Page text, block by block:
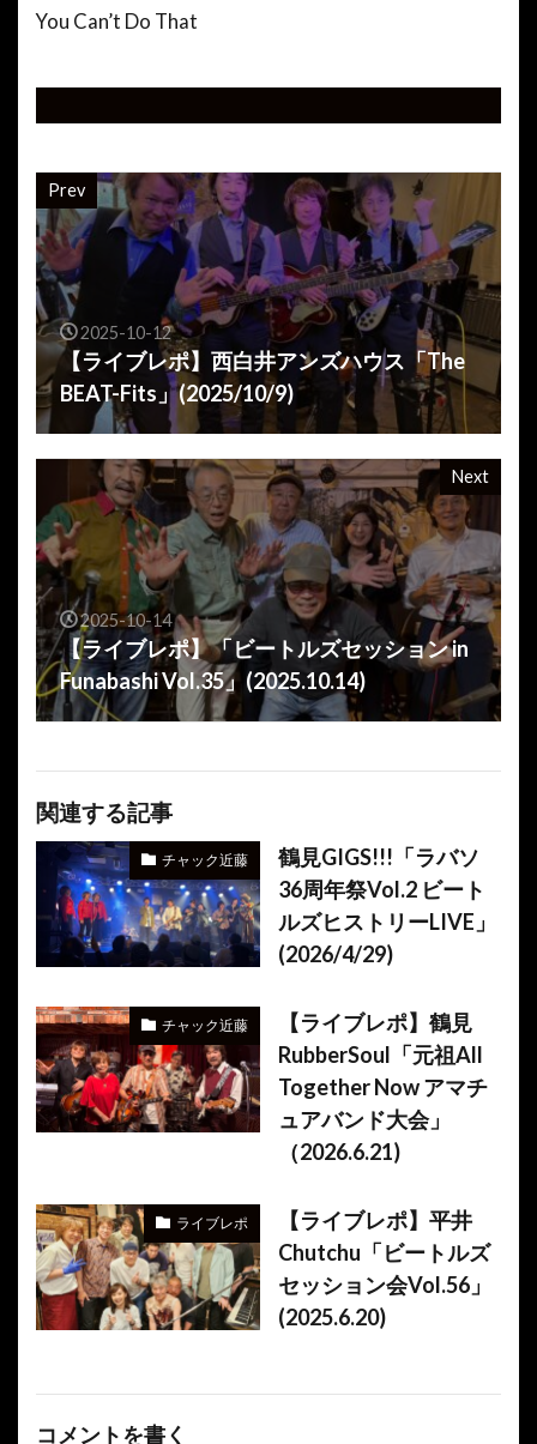
You Can’t Do That
Prev
2025-10-12
【ライブレポ】西白井アンズハウス「The
BEAT-Fits」(2025/10/9)
Next
2025-10-14
【ライブレポ】「ビートルズセッション in
Funabashi Vol.35」(2025.10.14)
関連する記事
チャック近藤
鶴見GIGS!!!「ラバソ
36周年祭Vol.2 ビート
ルズヒストリーLIVE」
(2026/4/29)
チャック近藤
【ライブレポ】鶴見
RubberSoul「元祖All
Together Now アマチ
ュアバンド大会」
（2026.6.21)
ライブレポ
【ライブレポ】平井
Chutchu「ビートルズ
セッション会Vol.56」
(2025.6.20)
コメントを書く